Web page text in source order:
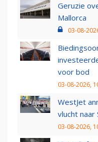
Geruzie
Mallorca
03-08-
voor bod
03-08-2026,
WestJet
vlucht naar
03-08-2026,